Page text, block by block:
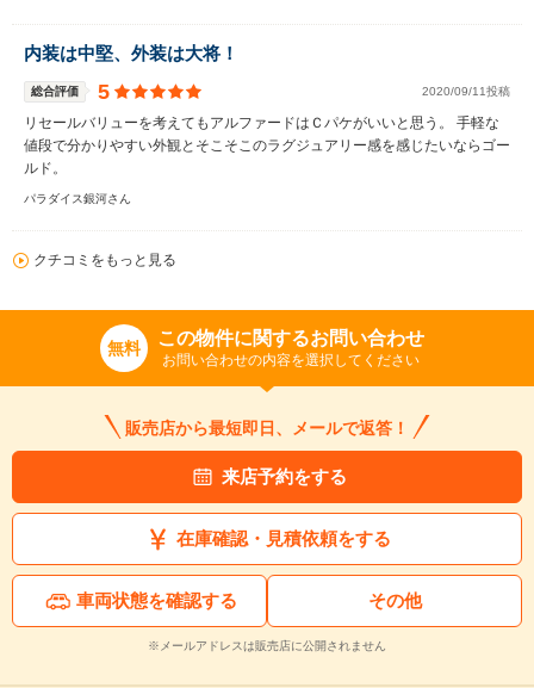
内装は中堅、外装は大将！
総合評価 5 2020/09/11投稿
リセールバリューを考えてもアルファードはＣパケがいいと思う。 手軽な
値段で分かりやすい外観とそこそこのラグジュアリー感を感じたいならゴー
ルド。
パラダイス銀河さん
クチコミをもっと見る
無料 この物件に関するお問い合わせ
お問い合わせの内容を選択してください
販売店から最短即日、メールで返答！
来店予約をする
在庫確認・見積依頼をする
車両状態を確認する その他
※メールアドレスは販売店に公開されません